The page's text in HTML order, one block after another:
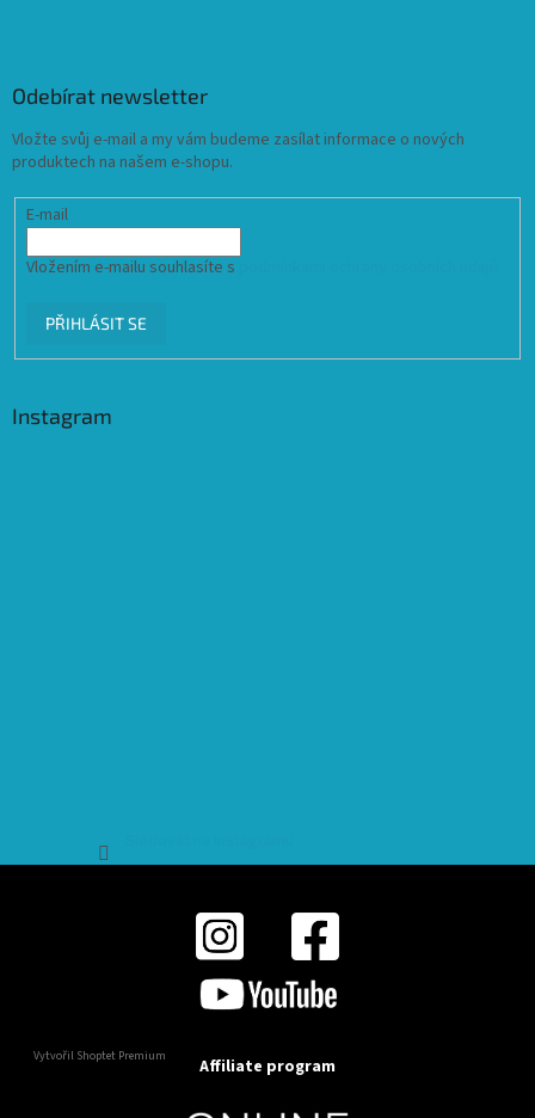
Odebírat newsletter
Vložte svůj e-mail a my vám budeme zasílat informace o nových
produktech na našem e-shopu.
E-mail
Vložením e-mailu souhlasíte s
PŘIHLÁSIT SE
Instagram
Vytvořil Shoptet Premium Affiliate program